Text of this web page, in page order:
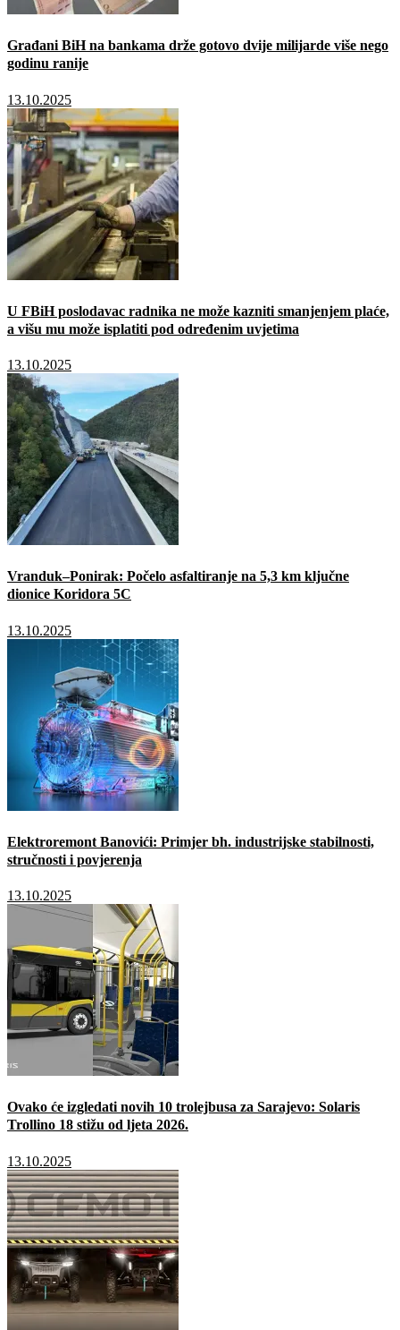
Građani BiH na bankama drže gotovo dvije milijarde više nego
godinu ranije
13.10.2025
U FBiH poslodavac radnika ne može kazniti smanjenjem plaće,
a višu mu može isplatiti pod određenim uvjetima
13.10.2025
Vranduk–Ponirak: Počelo asfaltiranje na 5,3 km ključne
dionice Koridora 5C
13.10.2025
Elektroremont Banovići: Primjer bh. industrijske stabilnosti,
stručnosti i povjerenja
13.10.2025
Ovako će izgledati novih 10 trolejbusa za Sarajevo: Solaris
Trollino 18 stižu od ljeta 2026.
13.10.2025